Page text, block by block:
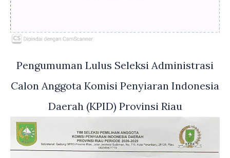
Pengumuman Lulus Seleksi Administrasi
Calon Anggota Komisi Penyiaran Indonesia
Daerah (KPID) Provinsi Riau